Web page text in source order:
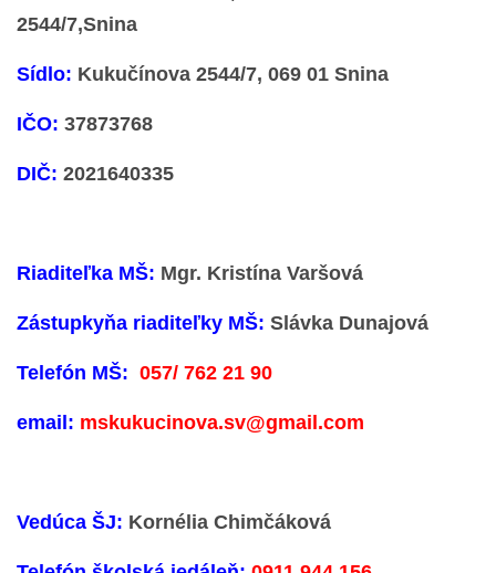
POKRAČOVANIE PLNENIA POVINNÉHO
SPRÁVY O VÝCHOVNO-VZDELÁVACEJ ČINNOSTI
SMERNICE
2544/7,Snina
Sídlo: Kukučínova 2544/7, 069 01 Snina
IČO: 37873768
DIČ: 2021640335
Riaditeľka MŠ: Mgr. Kristína Varšová
Zástupkyňa riaditeľky MŠ: Slávka Dunajová
Telefón MŠ: 057/ 762 21 90
email: mskukucinova.sv@gmail.com
Vedúca ŠJ: Kornélia Chimčáková